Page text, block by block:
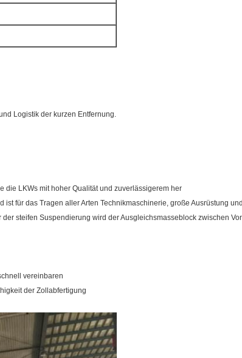
Logistik der kurzen Entfernung.
die LKWs mit hoher Qualität und zuverlässigerem her
für das Tragen aller Arten Technikmaschinerie, große Ausrüstung
steifen Suspendierung wird der Ausgleichsmasseblock zwischen
vereinbaren
der Zollabfertigung